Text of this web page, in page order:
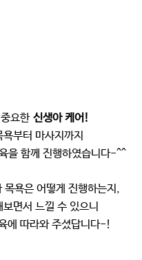
요한 신생아 케어!
부터 마사지까지
을 함께 진행하였습니다-^^
욕은 어떻게 진행하는지,
면서 느낄 수 있으니
에 따라와 주셨답니다-!